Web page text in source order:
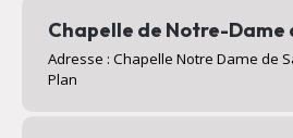
Chapelle de Notre-Dame
Adresse : Chapelle Notre Dame de
Plan